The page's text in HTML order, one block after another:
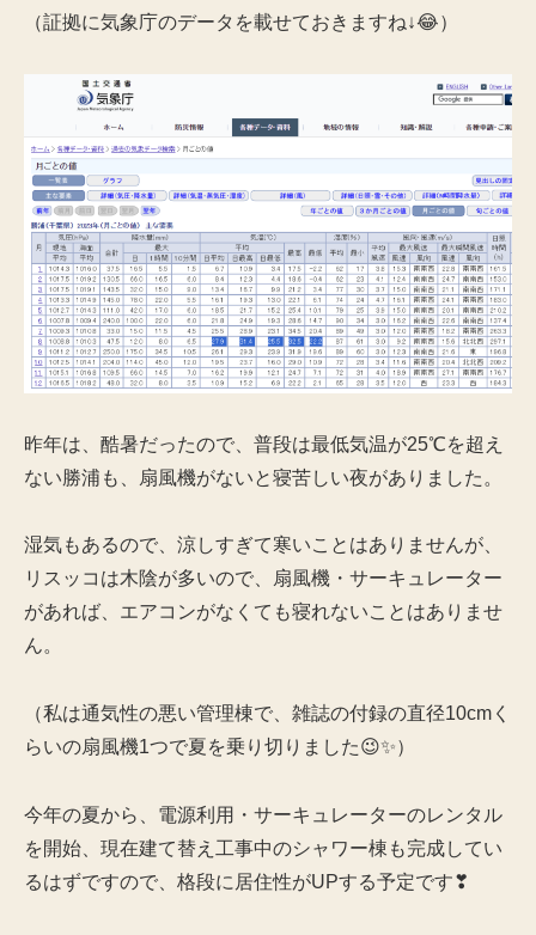
（証拠に気象庁のデータを載せておきますね↓😂）
昨年は、酷暑だったので、普段は最低気温が25℃を超え
ない勝浦も、扇風機がないと寝苦しい夜がありました。
湿気もあるので、涼しすぎて寒いことはありませんが、
リスッコは木陰が多いので、扇風機・サーキュレーター
があれば、エアコンがなくても寝れないことはありませ
ん。
（私は通気性の悪い管理棟で、雑誌の付録の直径10cmく
らいの扇風機1つで夏を乗り切りました😉✨）
今年の夏から、電源利用・サーキュレーターのレンタル
を開始、現在建て替え工事中のシャワー棟も完成してい
るはずですので、格段に居住性がUPする予定です❣